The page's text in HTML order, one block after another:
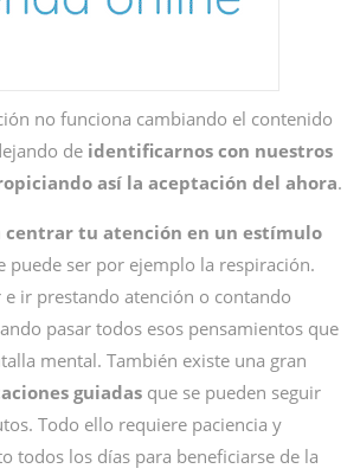
no funciona cambiando el contenido
de identificarnos con nuestros
así la aceptación del ahora.
centrar tu atención en un estímulo
puede ser por ejemplo la respiración.
e ir prestando atención o contando
pasar todos esos pensamientos que
mental. También existe una gran
guiadas que se pueden seguir
Todo ello requiere paciencia y
todos los días para beneficiarse de la